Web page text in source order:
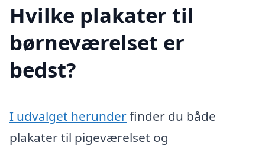
Hvilke plakater til
børneværelset er
bedst?
I udvalget herunderfinder du både
plakater til pigeværelset og